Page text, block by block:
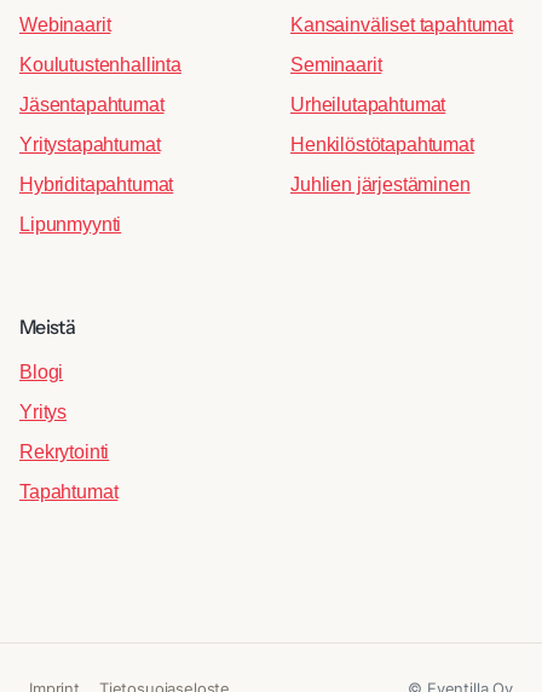
Webinaarit
Koulutustenhallinta
Jäsentapahtumat
Yritystapahtumat
Hybriditapahtumat
Lipunmyynti
Kansainväliset tapahtumat
Seminaarit
Urheilutapahtumat
Henkilöstötapahtumat
Juhlien järjestäminen
Meistä
Blogi
Yritys
Rekrytointi
Tapahtumat